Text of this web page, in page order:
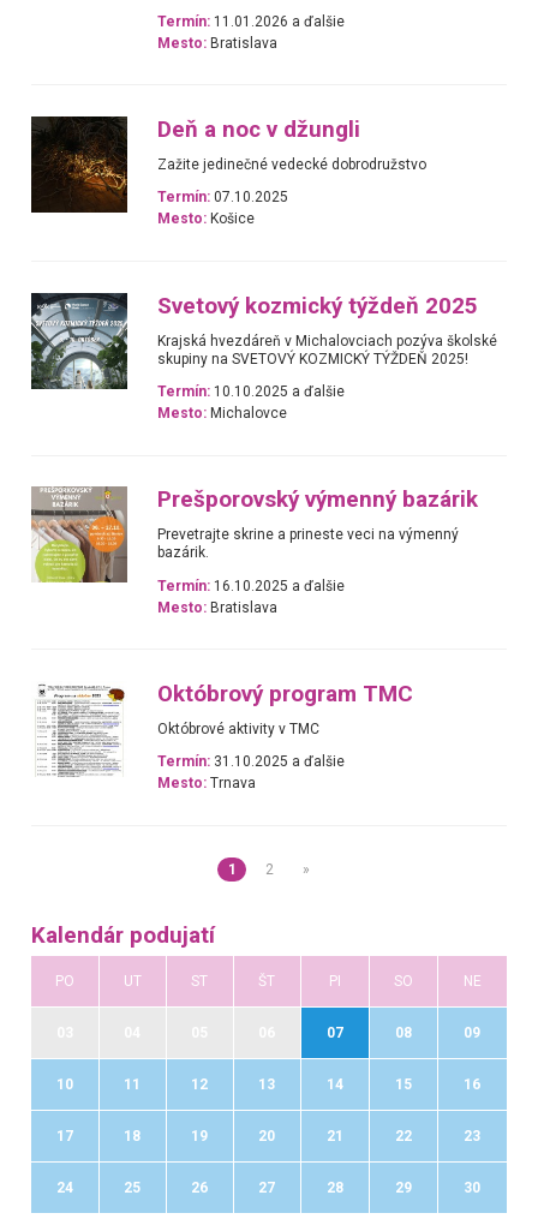
Termín: 11.01.2026 a ďalšie
Mesto: Bratislava
Deň a noc v džungli
Zažite jedinečné vedecké dobrodružstvo
Termín: 07.10.2025
Mesto: Košice
Svetový kozmický týždeň 2025
Krajská hvezdáreň v Michalovciach pozýva školské
skupiny na SVETOVÝ KOZMICKÝ TÝŽDEŇ 2025!
Termín: 10.10.2025 a ďalšie
Mesto: Michalovce
Prešporovský výmenný bazárik
Prevetrajte skrine a prineste veci na výmenný
bazárik.
Termín: 16.10.2025 a ďalšie
Mesto: Bratislava
Októbrový program TMC
Októbrové aktivity v TMC
Termín: 31.10.2025 a ďalšie
Mesto: Trnava
1 2 »
Kalendár podujatí
PO UT ST ŠT PI SO NE
07 08 09
10 11 12 13 14 15 16
17 18 19 20 21 22 23
24 25 26 27 28 29 30